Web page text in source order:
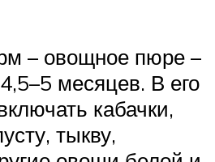
– овощное пюре –
месяцев. В его
кабачки,
тыкву,